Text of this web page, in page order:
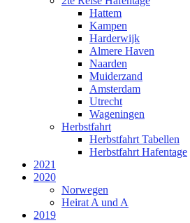
Hattem
Kampen
Harderwijk
Almere Haven
Naarden
Muiderzand
Amsterdam
Utrecht
Wageningen
Herbstfahrt
Herbstfahrt Tabellen
Herbstfahrt Hafentage
2021
2020
Norwegen
Heirat A und A
2019